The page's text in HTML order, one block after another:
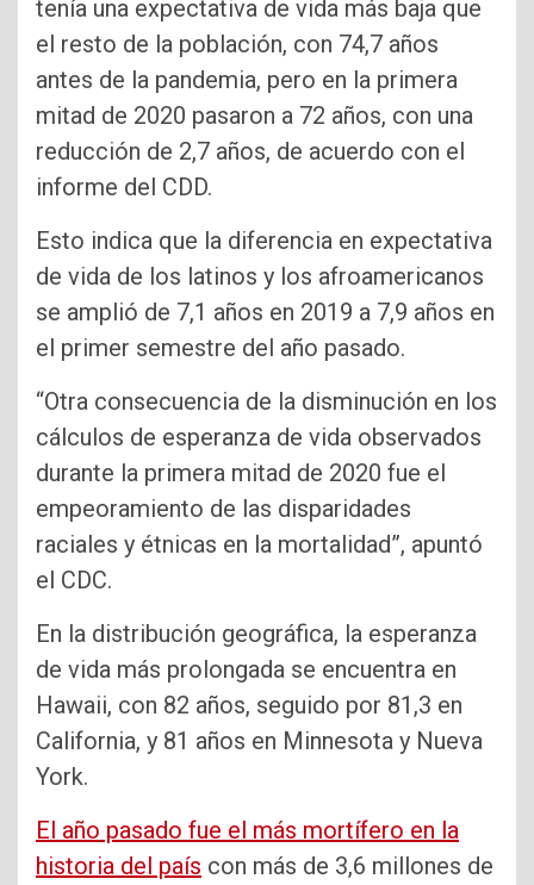
tenía una expectativa de vida más baja que
el resto de la población, con 74,7 años
antes de la pandemia, pero en la primera
mitad de 2020 pasaron a 72 años, con una
reducción de 2,7 años, de acuerdo con el
informe del CDD.
Esto indica que la diferencia en expectativa
de vida de los latinos y los afroamericanos
se amplió de 7,1 años en 2019 a 7,9 años en
el primer semestre del año pasado.
“Otra consecuencia de la disminución en los
cálculos de esperanza de vida observados
durante la primera mitad de 2020 fue el
empeoramiento de las disparidades
raciales y étnicas en la mortalidad”, apuntó
el CDC.
En la distribución geográfica, la esperanza
de vida más prolongada se encuentra en
Hawaii, con 82 años, seguido por 81,3 en
California, y 81 años en Minnesota y Nueva
York.
El año pasado fue el más mortífero en la
historia del país con más de 3,6 millones de